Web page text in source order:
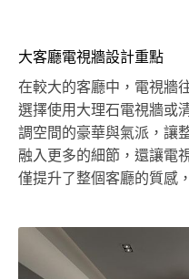
大客廳電視牆設計重點
在較大的客廳中，電視牆
選擇使用大理石電視牆或
調空間的豪華與氣派，讓
融入更多的細節，還讓電
僅提升了整個客廳的質感